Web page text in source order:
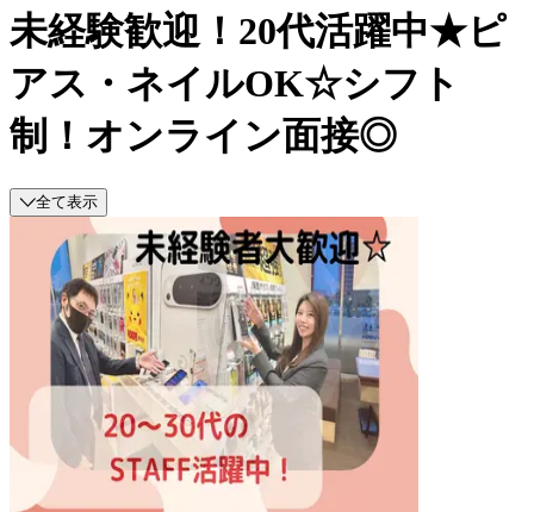
未経験歓迎！20代活躍中★ピ
アス・ネイルOK☆シフト
制！オンライン面接◎
全て表示